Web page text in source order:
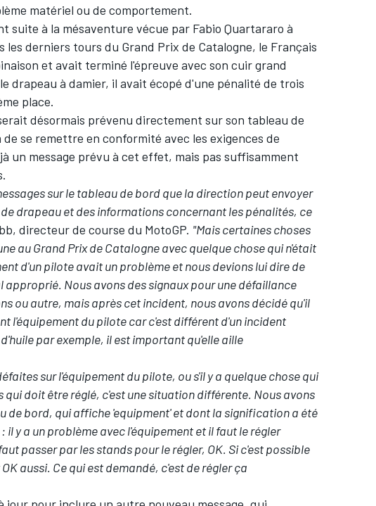
matériel ou de comportement.
suite à la mésaventure vécue par Fabio Quartararo à
les derniers tours du Grand Prix de Catalogne, le Français
et avait terminé l'épreuve avec son cuir grand
drapeau à damier, il avait écopé d'une pénalité de trois
place.
désormais prévenu directement sur son tableau de
se remettre en conformité avec les exigences de
un message prévu à cet effet, mais pas suffisamment
sur le tableau de bord que la direction peut envoyer
drapeau et des informations concernant les pénalités, ce
directeur de course du MotoGP. "Mais certaines choses
au Grand Prix de Catalogne avec quelque chose qui n'était
d'un pilote avait un problème et nous devions lui dire de
approprié. Nous avons des signaux pour une défaillance
ou autre, mais après cet incident, nous avons décidé qu'il
l'équipement du pilote car c'est différent d'un incident
par exemple, il est important qu'elle aille
sur l'équipement du pilote, ou s'il y a quelque chose qui
qui doit être réglé, c'est une situation différente. Nous avons
de bord, qui affiche 'equipment' et dont la signification a été
y a un problème avec l'équipement et il faut le régler
passer par les stands pour le régler, OK. Si c'est possible
aussi. Ce qui est demandé, c'est de régler ça